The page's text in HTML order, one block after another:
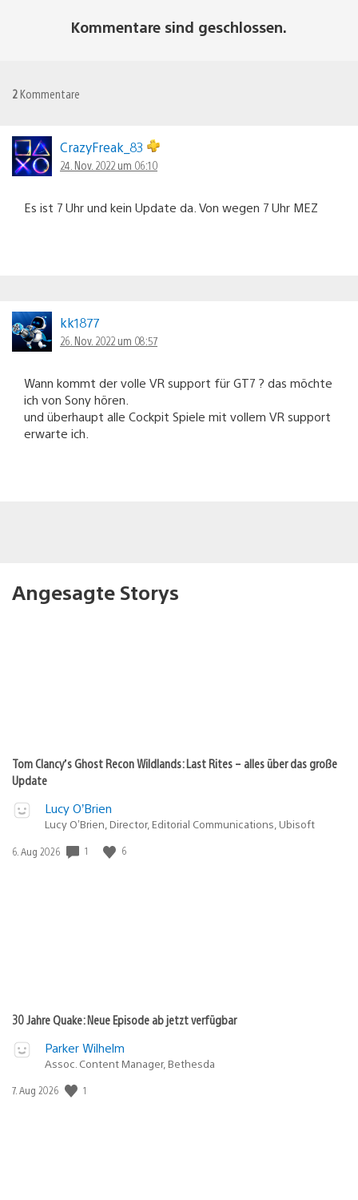
Kommentare sind geschlossen.
2 Kommentare
CrazyFreak_83
24. Nov. 2022 um 06:10
Es ist 7 Uhr und kein Update da. Von wegen 7 Uhr MEZ
kk1877
26. Nov. 2022 um 08:57
Wann kommt der volle VR support für GT7 ? das möchte
ich von Sony hören.
und überhaupt alle Cockpit Spiele mit vollem VR support
erwarte ich.
Angesagte Storys
Tom Clancy’s Ghost Recon Wildlands: Last Rites – alles über das große
Update
Lucy O’Brien
Lucy O’Brien, Director, Editorial Communications, Ubisoft
Veröffentlichungsdatum:
6. Aug 2026 1 6
30 Jahre Quake: Neue Episode ab jetzt verfügbar
Parker Wilhelm
Assoc. Content Manager, Bethesda
Veröffentlichungsdatum:
7. Aug 2026 1